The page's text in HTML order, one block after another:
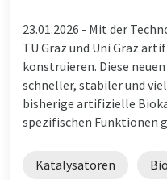
23.01.2026 - Mit der
TU Graz und Uni Graz
konstruieren. Diese
schneller, stabiler und
bisherige artifizielle
spezifischen Funktionen
Katalysatoren